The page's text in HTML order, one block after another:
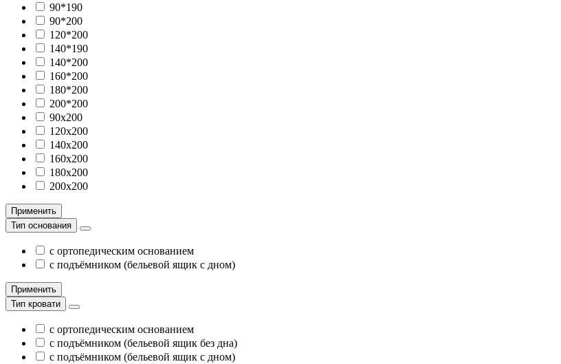
90*190
90*200
120*200
140*190
140*200
160*200
180*200
200*200
90х200
120х200
140х200
160х200
180х200
200х200
Применить
Тип основания
с ортопедическим основанием
с подъёмником (бельевой ящик с дном)
Применить
Тип кровати
с ортопедическим основанием
с подъёмником (бельевой ящик без дна)
с подъёмником (бельевой ящик с дном)